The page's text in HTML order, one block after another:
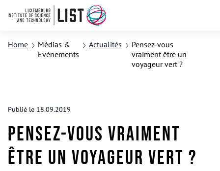
Home
Médias &
Evénements
Actualités
Pensez-vous
vraiment être un
voyageur vert ?
Publié le 18.09.2019
Pensez-vous vraiment
être un voyageur vert ?